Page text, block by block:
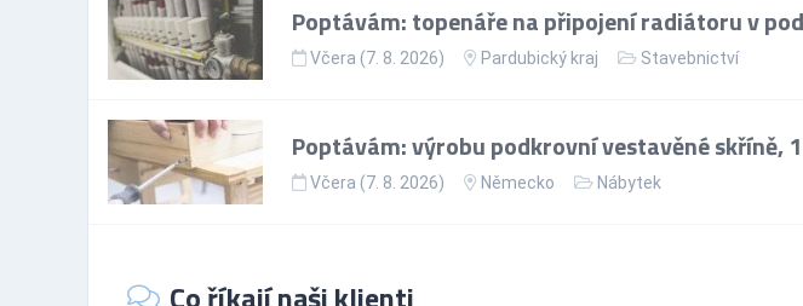
Poptávám: topenáře na připojení radiátoru v
Včera (7. 8. 2026) Pardubický kraj Stavebnictví
Poptávám: výrobu podkrovní vestavěné skříně,
Včera (7. 8. 2026) Německo Nábytek
Co říkají naši klienti